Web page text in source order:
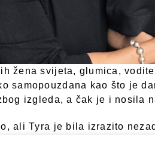
žena svijeta, glumica,
samopouzdana kao što je
izgleda, a čak je i nosila
ali Tyra je bila izrazito